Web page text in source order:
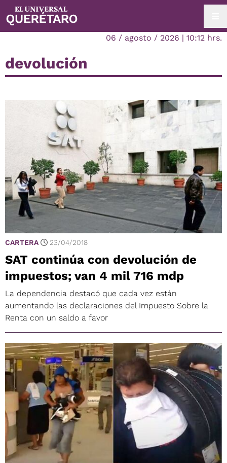
06 / agosto / 2026 | 10:12 hrs.
devolución
CARTERA 23/04/2018
SAT continúa con devolución de
impuestos; van 4 mil 716 mdp
La dependencia destacó que cada vez están
aumentando las declaraciones del Impuesto Sobre la
Renta con un saldo a favor